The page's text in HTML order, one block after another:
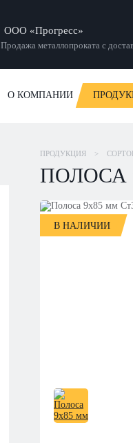
ООО «Прогресс»
Продажа металлопроката с
О КОМПАНИИ
ПРОДУКЦИЯ >
ПОЛОСА
В НАЛИЧИИ